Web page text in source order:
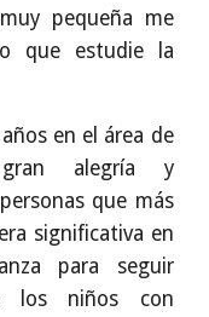
pequeña me
que estudie la
en el área de
alegría y
que más
significativa en
para seguir
los niños con